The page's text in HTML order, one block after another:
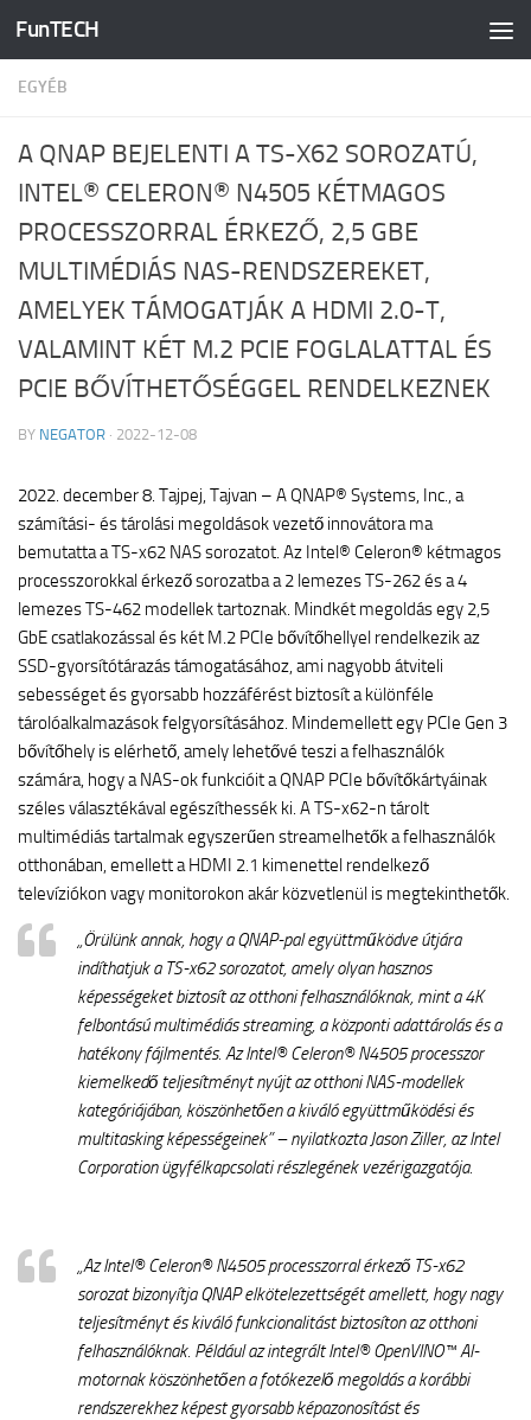
Skip to content
FunTECH
EGYÉB
A QNAP BEJELENTI A TS-X62 SOROZATÚ,
INTEL® CELERON® N4505 KÉTMAGOS
PROCESSZORRAL ÉRKEZŐ, 2,5 GBE
MULTIMÉDIÁS NAS-RENDSZEREKET,
AMELYEK TÁMOGATJÁK A HDMI 2.0-T,
VALAMINT KÉT M.2 PCIE FOGLALATTAL ÉS
PCIE BŐVÍTHETŐSÉGGEL RENDELKEZNEK
BY NEGATOR · 2022-12-08
2022. december 8. Tajpej, Tajvan – A QNAP® Systems, Inc., a
számítási- és tárolási megoldások vezető innovátora ma
bemutatta a TS-x62 NAS sorozatot. Az Intel® Celeron® kétmagos
processzorokkal érkező sorozatba a 2 lemezes TS-262 és a 4
lemezes TS-462 modellek tartoznak. Mindkét megoldás egy 2,5
GbE csatlakozással és két M.2 PCIe bővítőhellyel rendelkezik az
SSD-gyorsítótárazás támogatásához, ami nagyobb átviteli
sebességet és gyorsabb hozzáférést biztosít a különféle
tárolóalkalmazások felgyorsításához. Mindemellett egy PCIe Gen 3
bővítőhely is elérhető, amely lehetővé teszi a felhasználók
számára, hogy a NAS-ok funkcióit a QNAP PCIe bővítőkártyáinak
széles választékával egészíthessék ki. A TS-x62-n tárolt
multimédiás tartalmak egyszerűen streamelhetők a felhasználók
otthonában, emellett a HDMI 2.1 kimenettel rendelkező
televíziókon vagy monitorokon akár közvetlenül is megtekinthetők.
„Örülünk annak, hogy a QNAP-pal együttműködve útjára
indíthatjuk a TS-x62 sorozatot, amely olyan hasznos
képességeket biztosít az otthoni felhasználóknak, mint a 4K
felbontású multimédiás streaming, a központi adattárolás és a
hatékony fájlmentés. Az Intel® Celeron® N4505 processzor
kiemelkedő teljesítményt nyújt az otthoni NAS-modellek
kategóriájában, köszönhetően a kiváló együttműködési és
multitasking képességeinek” – nyilatkozta Jason Ziller, az Intel
Corporation ügyfélkapcsolati részlegének vezérigazgatója.
„Az Intel® Celeron® N4505 processzorral érkező TS-x62
sorozat bizonyítja QNAP elkötelezettségét amellett, hogy nagy
teljesítményt és kiváló funkcionalitást biztosíton az otthoni
felhasználóknak. Például az integrált Intel® OpenVINO™ AI-
motornak köszönhetően a fotókezelő megoldás a korábbi
rendszerekhez képest gyorsabb képazonosítást és